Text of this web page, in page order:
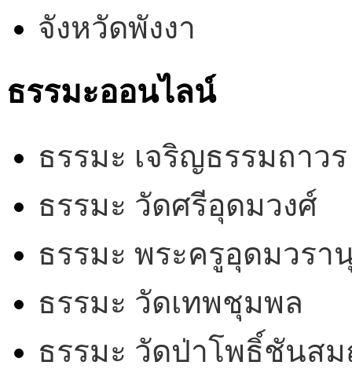
จังหวัดพังงา
ธรรมะออนไลน์
ธรรมะ เจริญธรรมถาวร
ธรรมะ วัดศรีอุดมวงศ์
ธรรมะ พระครูอุดมวรา
ธรรมะ วัดเทพชุมพล
ธรรมะ วัดป่าโพธิ์ชันส